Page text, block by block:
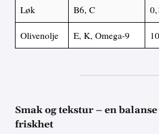
Løk B6, C
Olivenolje E, K, Omega-9
Smak og tekstur – en
friskhet